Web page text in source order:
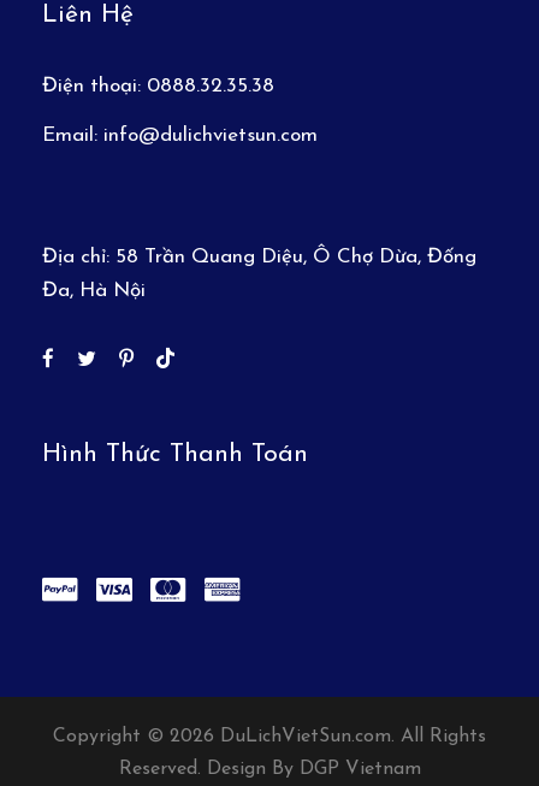
Liên Hệ
Điện thoại: 0888.32.35.38
Email: info@dulichvietsun.com
Địa chỉ: 58 Trần Quang Diệu, Ô Chợ Dừa, Đống
Đa, Hà Nội
Hình Thức Thanh Toán
Copyright © 2026 DuLichVietSun.com. All Rights
Reserved. Design By DGP Vietnam